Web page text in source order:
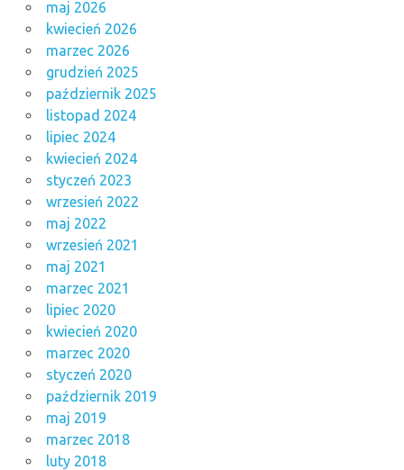
maj 2026
kwiecień 2026
marzec 2026
grudzień 2025
październik 2025
listopad 2024
lipiec 2024
kwiecień 2024
styczeń 2023
wrzesień 2022
maj 2022
wrzesień 2021
maj 2021
marzec 2021
lipiec 2020
kwiecień 2020
marzec 2020
styczeń 2020
październik 2019
maj 2019
marzec 2018
luty 2018